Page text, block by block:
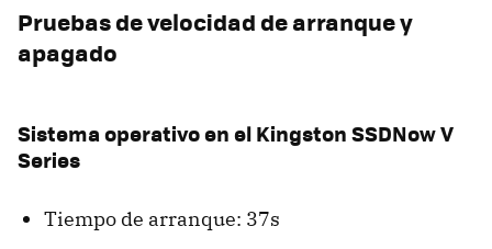
Pruebas de velocidad de arranque y
apagado
Sistema operativo en el Kingston SSDNow V
Series
Tiempo de arranque: 37s